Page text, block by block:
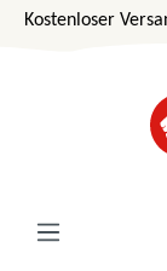
Zum Hauptinhalt
Kostenloser